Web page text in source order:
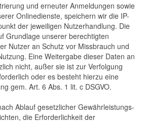
und erneuter Anmeldungen sowie
Onlinedienste, speichern wir die IP-
der jeweiligen Nutzerhandlung. Die
Grundlage unserer berechtigten
Nutzer an Schutz vor Missbrauch und
Eine Weitergabe dieser Daten an
nicht, außer sie ist zur Verfolgung
oder es besteht hierzu eine
gem. Art. 6 Abs. 1 lit. c DSGVO.
Ablauf gesetzlicher Gewährleistungs-
die Erforderlichkeit der